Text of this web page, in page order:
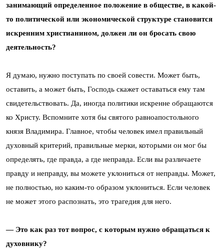
занимающий определенное положение в обществе, в какой-
то политической или экономической структуре становится
искренним христианином, должен ли он бросать свою
деятельность?
Я думаю, нужно поступать по своей совести. Может быть,
оставить, а может быть, Господь скажет оставаться ему там
свидетельствовать. Да, иногда политики искренне обращаются
ко Христу. Вспомните хотя бы святого равноапостольного
князя Владимира. Главное, чтобы человек имел правильный
духовный критерий, правильные мерки, которыми он мог бы
определять, где правда, а где неправда. Если вы различаете
правду и неправду, вы можете уклониться от неправды. Может,
не полностью, но каким-то образом уклониться. Если человек
не может этого распознать, это трагедия для него.
— Это как раз тот вопрос, с которым нужно обращаться к
духовнику?